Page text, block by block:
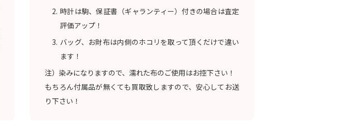
時計は駒、保証書（ギャランティー）付きの場合は査定
評価アップ！
バッグ、お財布は内側のホコリを取って頂くだけで違い
ます！
注）染みになりますので、濡れた布のご使用はお控下さい！
もちろん付属品が無くても買取致しますので、安心してお送
り下さい！